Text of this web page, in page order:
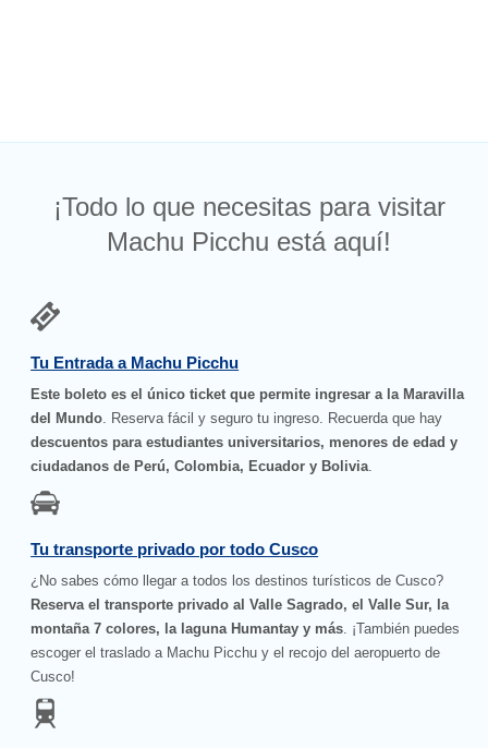
¡Todo lo que necesitas para visitar
Machu Picchu está aquí!
Tu Entrada a Machu Picchu
Este boleto es el único ticket que permite ingresar a la Maravilla
del Mundo . Reserva fácil y seguro tu ingreso. Recuerda que hay
descuentos para estudiantes universitarios, menores de edad y
ciudadanos de Perú, Colombia, Ecuador y Bolivia
Tu transporte privado por todo Cusco
¿No sabes cómo llegar a todos los destinos turísticos de Cusco?
Reserva el transporte privado al Valle Sagrado, el Valle Sur, la
montaña 7 colores, la laguna Humantay y más . ¡También puedes
escoger el traslado a Machu Picchu y el recojo del aeropuerto de
Cusco!